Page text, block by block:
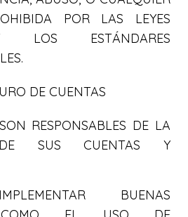
POR LAS LEYES
LOS ESTÁNDARES
DE CUENTAS
RESPONSABLES DE LA
DE SUS CUENTAS Y
BUENAS